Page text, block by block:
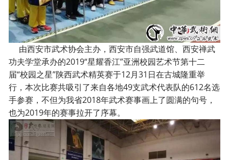
由西安市武术协会主办，西安市自强武道馆、西安禅武
功夫学堂承办的2019“星耀香江”亚洲校园艺术节第十二
届“校园之星”陕西武术精英赛于12月31日在古城隆重举
行，本次比赛共吸引了来自各地49支武术代表队的612名选
手参赛，不但为我省2018年武术赛事画上了圆满的句号，
也为2019年的赛事拉开了序幕。